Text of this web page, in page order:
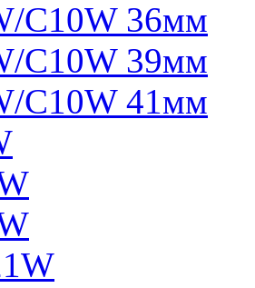
C10W 36мм
C10W 39мм
C10W 41мм